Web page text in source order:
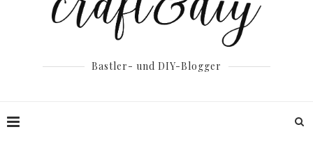
Bastler- und DIY-Blogger